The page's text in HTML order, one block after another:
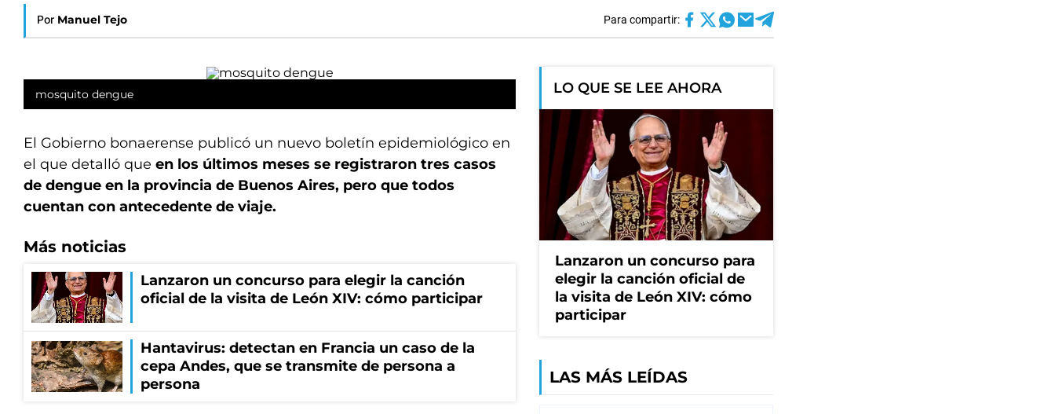
Por Manuel Tejo Para compartir:
mosquito dengue
El Gobierno bonaerense publicó un nuevo boletín epidemiológico en
el que detalló que en los últimos meses se registraron tres casos
de dengue en la provincia de Buenos Aires, pero que todos
cuentan con antecedente de viaje.
Más noticias
Lanzaron un concurso para elegir la canción
oficial de la visita de León XIV: cómo participar
Hantavirus: detectan en Francia un caso de la
cepa Andes, que se transmite de persona a
persona
LO QUE SE LEE AHORA
Lanzaron un concurso para
elegir la canción oficial de
la visita de León XIV: cómo
participar
LAS MÁS LEÍDAS